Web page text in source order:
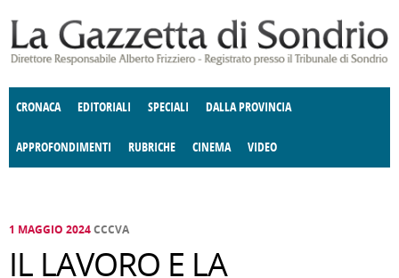
CRONACA EDITORIALI SPECIALI DALLA PROVINCIA
APPROFONDIMENTI
E SPETTACOLI POLITICA
RUBRICHE
DELLE IDEE FATTI DELLO SPIRITO
CINEMA VIDEO
1 MAGGIO 2024CCCVA
IL LAVORO E LA